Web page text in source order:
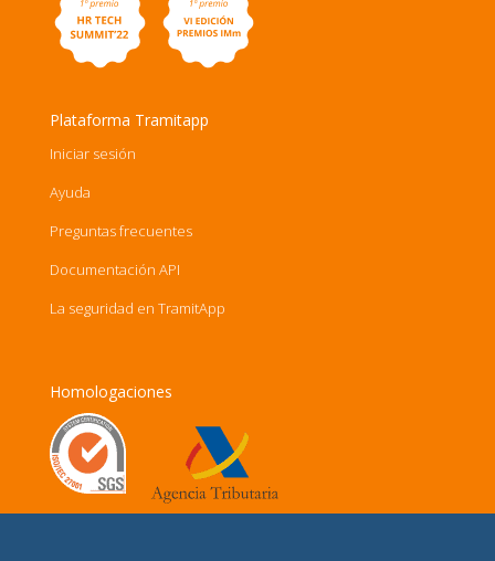
Plataforma Tramitapp
Iniciar sesión
Ayuda
Preguntas frecuentes
Documentación API
La seguridad en TramitApp
Homologaciones